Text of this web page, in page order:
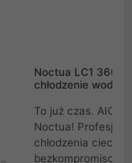
Noctua LC1
chłodzenie wodne
To już czas. AIO
Noctua!
chłodzenia cieczą